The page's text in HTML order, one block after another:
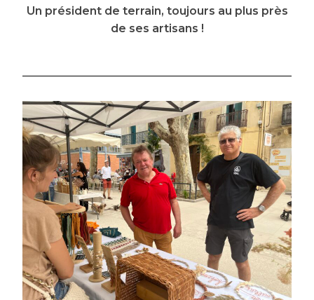
Un président de terrain, toujours au plus près
de ses artisans !